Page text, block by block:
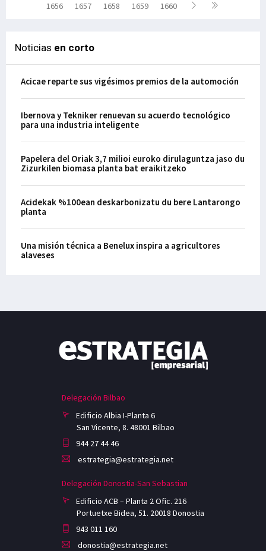
1656
1657 1658 1659 1660
Noticias en corto
Acicae reparte sus vigésimos premios de la automoción
Ibernova y Tekniker renuevan su acuerdo tecnológico
para una industria inteligente
Papelera del Oriak 3,7 milioi euroko dirulaguntza jaso du
Zizurkilen biomasa planta bat eraikitzeko
Acidekak %100ean deskarbonizatu du bere Lantarongo
planta
Una misión técnica a Benelux inspira a agricultores
alaveses
Delegación Bilbao
Edificio Albia I-Planta 6
San Vicente, 8. 48001 Bilbao
944 27 44 46
estrategia@estrategia.net
Delegación Donostia-San Sebastian
Edificio ACB – Planta 2 Ofic. 216
Portuetxe Bidea, 51. 20018 Donostia
943 011 160
donostia@estrategia.net